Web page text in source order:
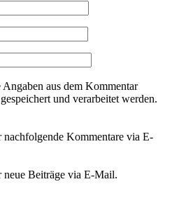
aus dem Kommentar
und verarbeitet werden.
Kommentare via E-
Beiträge via E-Mail.